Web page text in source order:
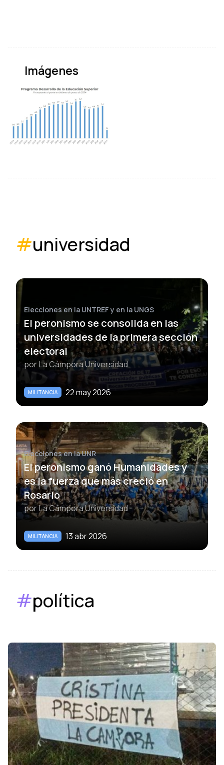
Imágenes
#universidad
Elecciones en la UNTREF y en la UNGS
El peronismo se consolida en las
universidades de la primera sección
electoral
porLa Cámpora Universidad
MILITANCIA 22 may 2026
Elecciones en la UNR
El peronismo ganó Humanidades y
es la fuerza que más creció en
Rosario
porLa Cámpora Universidad
MILITANCIA 13 abr 2026
#política